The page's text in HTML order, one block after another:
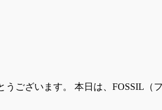
ございます。 本日は、FOSSIL